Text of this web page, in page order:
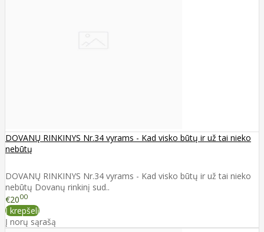
DOVANŲ RINKINYS Nr.34 vyrams - Kad visko būtų ir už tai nieko
nebūtų
DOVANŲ RINKINYS Nr.34 vyrams - Kad visko būtų ir už tai nieko
nebūtų Dovanų rinkinį sud..
€2000
Į krepšelį
Į norų sąrašą